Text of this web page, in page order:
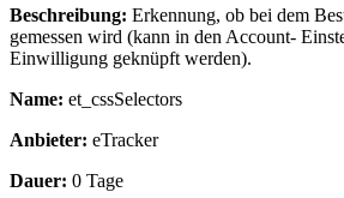
Beschreibung: Erkennung, ob bei dem
gemessen wird (kann in den Account-
Einwilligung geknüpft werden).
Name: et_cssSelectors
Anbieter: eTracker
Dauer: 0 Tage